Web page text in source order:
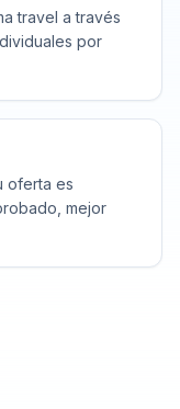
travel a través
por
oferta es
mejor